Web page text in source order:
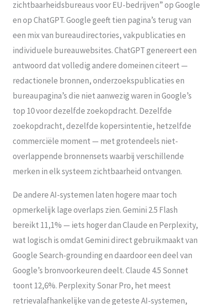
zichtbaarheidsbureaus voor EU-bedrijven” op Google
en op ChatGPT. Google geeft tien pagina’s terug van
een mix van bureaudirectories, vakpublicaties en
individuele bureauwebsites. ChatGPT genereert een
antwoord dat volledig andere domeinen citeert —
redactionele bronnen, onderzoekspublicaties en
bureaupagina’s die niet aanwezig waren in Google’s
top 10 voor dezelfde zoekopdracht. Dezelfde
zoekopdracht, dezelfde kopersintentie, hetzelfde
commerciële moment — met grotendeels niet-
overlappende bronnensets waarbij verschillende
merken in elk systeem zichtbaarheid ontvangen.
De andere AI-systemen laten hogere maar toch
opmerkelijk lage overlaps zien. Gemini 2.5 Flash
bereikt 11,1% — iets hoger dan Claude en Perplexity,
wat logisch is omdat Gemini direct gebruikmaakt van
Google Search-grounding en daardoor een deel van
Google’s bronvoorkeuren deelt. Claude 4.5 Sonnet
toont 12,6%. Perplexity Sonar Pro, het meest
retrievalafhankelijke van de geteste AI-systemen,